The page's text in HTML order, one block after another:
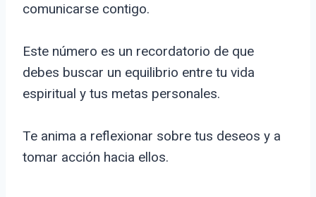
comunicarse contigo.
Este número es un recordatorio de que
debes buscar un equilibrio entre tu vida
espiritual y tus metas personales.
Te anima a reflexionar sobre tus deseos y a
tomar acción hacia ellos.